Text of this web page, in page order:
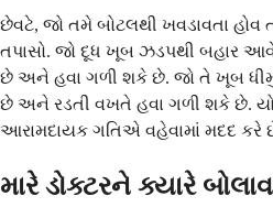
છેવટે, જો તમે બોટલથી ખવડાવતા હોવ
તપાસો. જો દૂધ ખૂબ ઝડપથી બહાર
છે અને હવા ગળી શકે છે. જો તે ખૂબ
છે અને રડતી વખતે હવા ગળી શકે છે.
આરામદાયક ગતિએ વહેવામાં મદદ કરે
મારે ડોક્ટરને ક્યારે